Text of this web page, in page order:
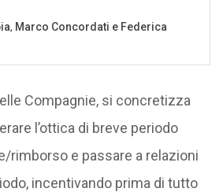
Compagnie, si concretizza
l’ottica di breve periodo
rimborso e passare a relazioni
incentivando prima di tutto